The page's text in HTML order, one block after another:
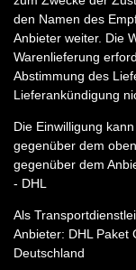
den Namen des
Anbieter weiter. Die
Warenlieferung
Abstimmung des
Lieferankündigung
Die Einwilligung
gegenüber dem
gegenüber dem
- DHL
Als
Anbieter: DHL Paket
Deutschland